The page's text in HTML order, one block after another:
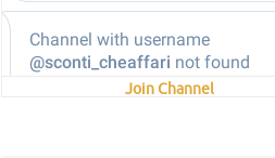
Join Channel